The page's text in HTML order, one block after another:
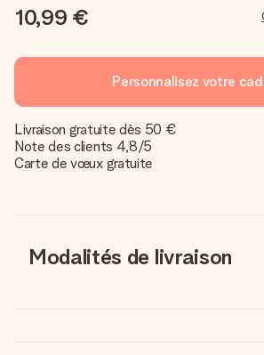
10,99 €
Personnalisez votre
Livraison gratuite dès 50 €
Note des clients 4,8/5
Carte de vœux gratuite
Modalités de livraison